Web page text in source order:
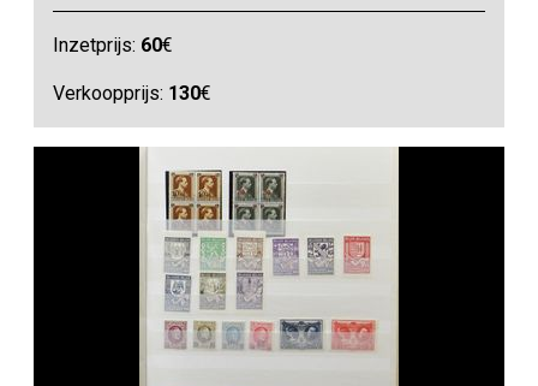
Inzetprijs: 60€
Verkoopprijs: 130€